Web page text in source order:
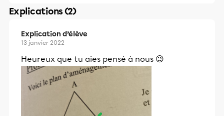
Explications (2)
Explication d’élève
13 janvier 2022
Heureux que tu aies pensé à nous 😉